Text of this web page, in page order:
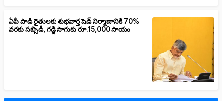
ఏపీ పాడి రైతులకు శుభవార్త షెడ్ నిర్మాణానికి 70%
వరకు సబ్సిడీ, గడ్డి సాగుకు రూ.15,000 సాయం